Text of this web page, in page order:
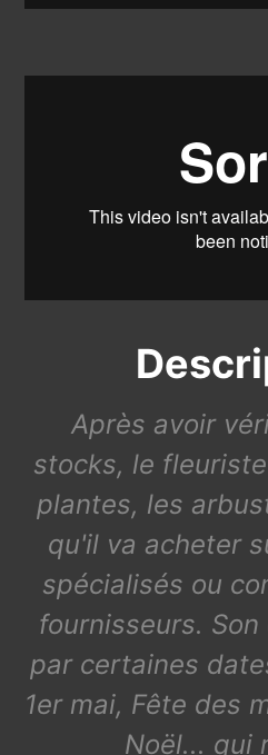
Après avoir
stocks, le
plantes, les
qu'il va acheter
spécialisés ou
fournisseurs.
par certaines
1er mai, Fête des
Noël... qui